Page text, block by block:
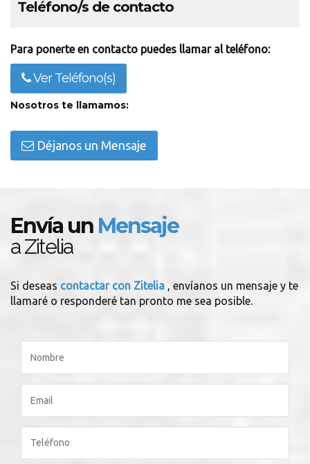
Teléfono/s de contacto
Para ponerte en contacto puedes llamar al teléfono:
Ver Teléfono(s)
Nosotros te llamamos:
Déjanos un Mensaje
Envía un Mensaje
a Zitelia
Si deseas contactar con Zitelia , envíanos un mensaje y te
llamaré o responderé tan pronto me sea posible.